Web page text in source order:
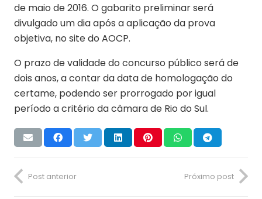
de maio de 2016. O gabarito preliminar será
divulgado um dia após a aplicação da prova
objetiva, no site do AOCP.
O prazo de validade do concurso público será de
dois anos, a contar da data de homologação do
certame, podendo ser prorrogado por igual
período a critério da câmara de Rio do Sul.
Post anterior Próximo post